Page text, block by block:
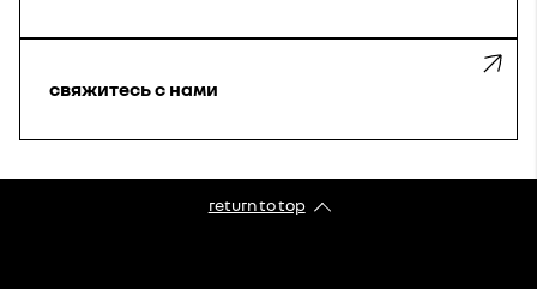
свяжитесь с нами
return to top